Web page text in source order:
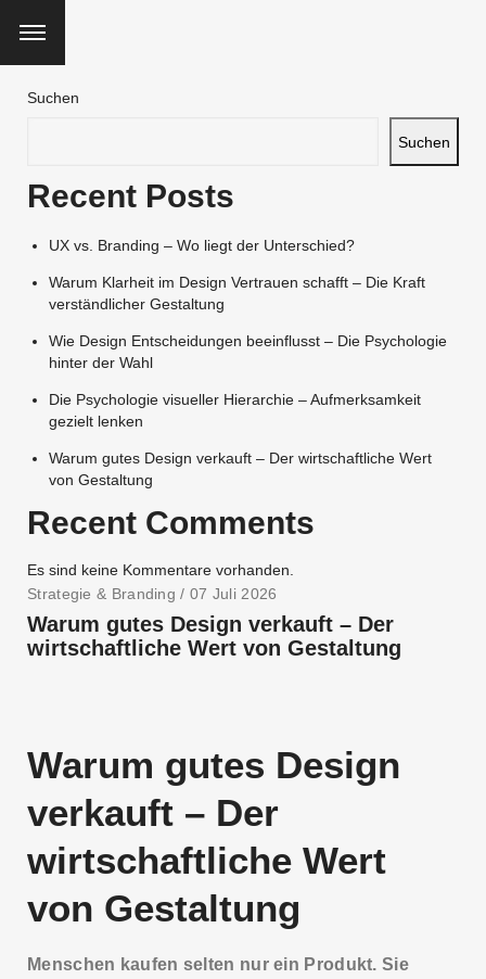
Suchen
Suchen
Recent Posts
UX vs. Branding – Wo liegt der Unterschied?
Warum Klarheit im Design Vertrauen schafft – Die Kraft
verständlicher Gestaltung
Wie Design Entscheidungen beeinflusst – Die Psychologie
hinter der Wahl
Die Psychologie visueller Hierarchie – Aufmerksamkeit
gezielt lenken
Warum gutes Design verkauft – Der wirtschaftliche Wert
von Gestaltung
Recent Comments
Es sind keine Kommentare vorhanden.
Strategie & Branding / 07 Juli 2026
Warum gutes Design verkauft – Der
wirtschaftliche Wert von Gestaltung
Warum gutes Design
verkauft – Der
wirtschaftliche Wert
von Gestaltung
Menschen kaufen selten nur ein Produkt. Sie